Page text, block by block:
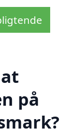
på